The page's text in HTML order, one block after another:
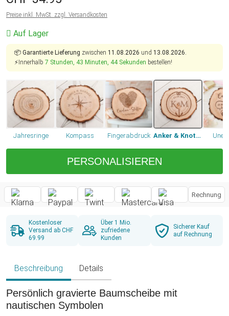
Preise inkl. MwSt. zzgl. Versandkosten
Auf Lager
📦 Garantierte Lieferung zwischen 11.08.2026 und 13.08.2026.
⚡Innerhalb 7 Stunden, 43 Minuten, 44 Sekunden bestellen!
Jahresringe Kompass Fingerabdruck Anker & Knoten
PERSONALISIEREN
Rechnung
Kostenloser
Versand ab CHF
69.99
Über 1 Mio.
zufriedene
Kunden
Sicherer Kauf
auf Rechnung
Beschreibung Details
Persönlich gravierte Baumscheibe mit
nautischen Symbolen